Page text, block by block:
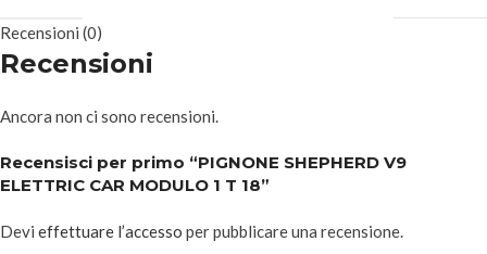
Recensioni (0)
Recensioni
Ancora non ci sono recensioni.
Recensisci per primo “PIGNONE SHEPHERD V9
ELETTRIC CAR MODULO 1 T 18”
Devi effettuare l’accesso per pubblicare una recensione.